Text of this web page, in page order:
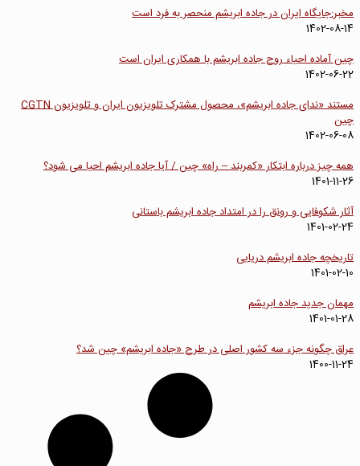
مخبر:جایگاه ایران در جاده ابریشم منحصر به فرد است
1402-08-14
چین آماده احیاء روح جاده ابریشم با همکاری ایران است
1402-06-22
مستند «ندای جاده ابریشم»، محصول مشترک تلویزیون ایران و تلویزیون CGTN
چین
1402-06-08
همه چیز درباره ابتکار «کمربند – راه» چین / آیا جاده ابریشم احیا می شود؟
1401-11-26
آثار شکوفایی و رونق را در امتداد جاده ابریشم باستانی
1401-02-24
تاریخچه جاده ابریشم دریایی
1401-02-10
مهمان جدید جاده ابریشم
1401-01-28
عراق چگونه جزء سه کشور اصلی در طرح «جاده ابریشم» چین شد؟
1400-11-24